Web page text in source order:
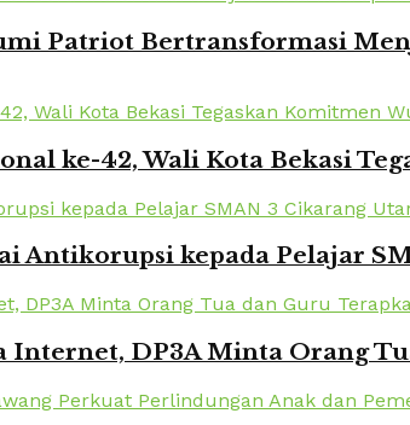
Patriot Bertransformasi
ke-42, Wali Kota Bekasi
Antikorupsi kepada Pelajar
DP3A Minta Orang